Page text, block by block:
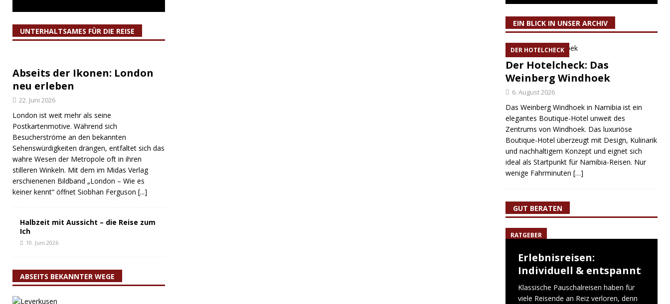
UNTERHALTSAMES FÜR DIE REISE
Abseits der Ikonen: London
neu erleben
22. Juni 2026
London ist weit mehr als seine
Postkartenmotive. Während sich
Besucherströme an den bekannten
Sehenswürdigkeiten drängen, entfaltet sich das
wahre Wesen der Metropole oft in ihren
stilleren Winkeln. Mit dem im Midas Verlag
erschienenen Bildband „London – Wie es
keiner kennt“ öffnet Siobhan Ferguson [...]
Halbzeit mit Aussicht – die Reise zum
Ich
10. Juni 2026
ABSEITS BEKANNTER WEGE
EIN BLICK IN UNSER ARCHIV
DER HOTELCHECK
Der Hotelcheck: Das
Weinberg Windhoek
6. August 2026
Das Weinberg Windhoek in Namibia ist ein
elegantes Boutique-Hotel unweit des
Zentrums von Windhoek. Das luxuriöse
Boutique-Hotel überzeugt mit Design, Kulinarik
und nachhaltigem Konzept und eignet sich
ideal als Startpunkt für Namibia-Reisen. Nur
wenige Fahrminuten […]
GUT BERATEN
RATGEBER
Erlebnisreisen:
Individuell & entspannt
Klassische Pauschalreisen haben für
viele Reisende an Reiz verloren, denn